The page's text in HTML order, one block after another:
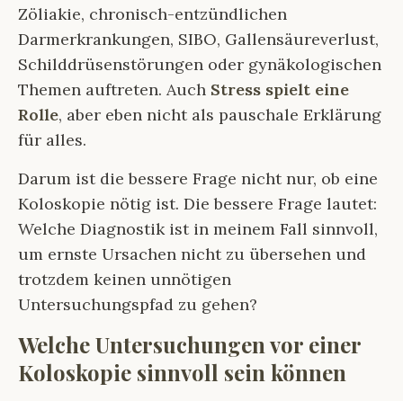
Zöliakie, chronisch-entzündlichen
Darmerkrankungen, SIBO, Gallensäureverlust,
Schilddrüsenstörungen oder gynäkologischen
Themen auftreten. Auch Stress spielt eine
Rolle, aber eben nicht als pauschale Erklärung
für alles.
Darum ist die bessere Frage nicht nur, ob eine
Koloskopie nötig ist. Die bessere Frage lautet:
Welche Diagnostik ist in meinem Fall sinnvoll,
um ernste Ursachen nicht zu übersehen und
trotzdem keinen unnötigen
Untersuchungspfad zu gehen?
Welche Untersuchungen vor einer
Koloskopie sinnvoll sein können